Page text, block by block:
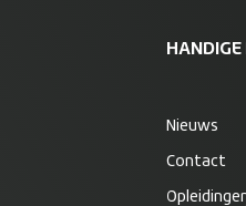
Nieuws
Contact